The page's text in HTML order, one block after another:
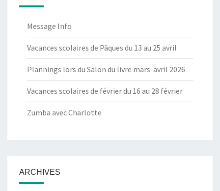
Message Info
Vacances scolaires de Pâques du 13 au 25 avril
Plannings lors du Salon du livre mars-avril 2026
Vacances scolaires de février du 16 au 28 février
Zumba avec Charlotte
ARCHIVES